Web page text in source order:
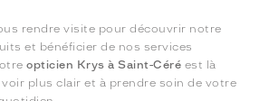
rendre visite pour découvrir notre
et bénéficier de nos services
opticien Krys à Saint-Céré est là
plus clair et à prendre soin de votre